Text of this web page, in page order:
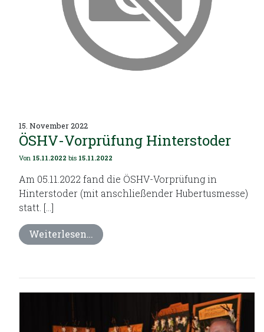
15. November 2022
ÖSHV-Vorprüfung Hinterstoder
Von 15.11.2022 bis 15.11.2022
Am 05.11.2022 fand die ÖSHV-Vorprüfung in
Hinterstoder (mit anschließender Hubertusmesse)
statt. […]
Weiterlesen…